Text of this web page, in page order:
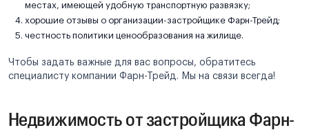
местах, имеющей удобную транспортную развязку;
хорошие отзывы о организации-застройщике Фарн-Трейд;
честность политики ценообразования на жилище.
Чтобы задать важные для вас вопросы, обратитесь
специалисту компании Фарн-Трейд. Мы на связи всегда!
Недвижимость от застройщика Фарн-